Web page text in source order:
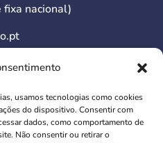
usamos tecnologias como cookies
do dispositivo. Consentir com
dados, como comportamento de
Não consentir ou retirar o
fixa nacional)
às 17h30